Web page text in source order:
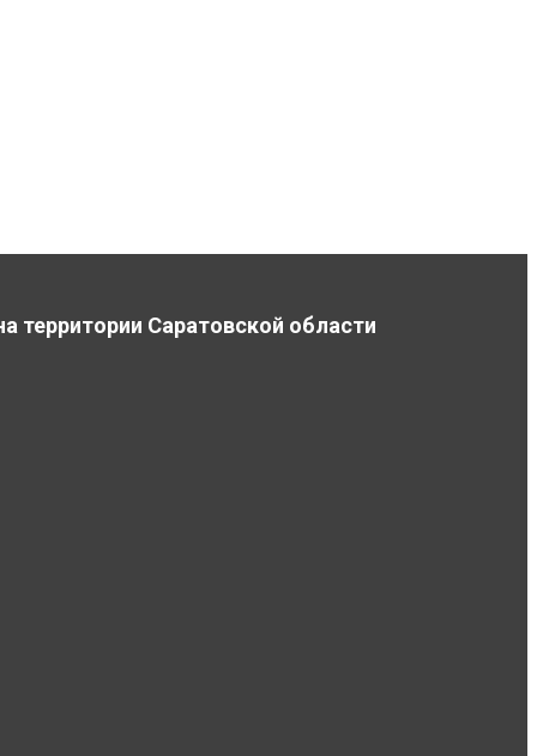
территории Саратовской области